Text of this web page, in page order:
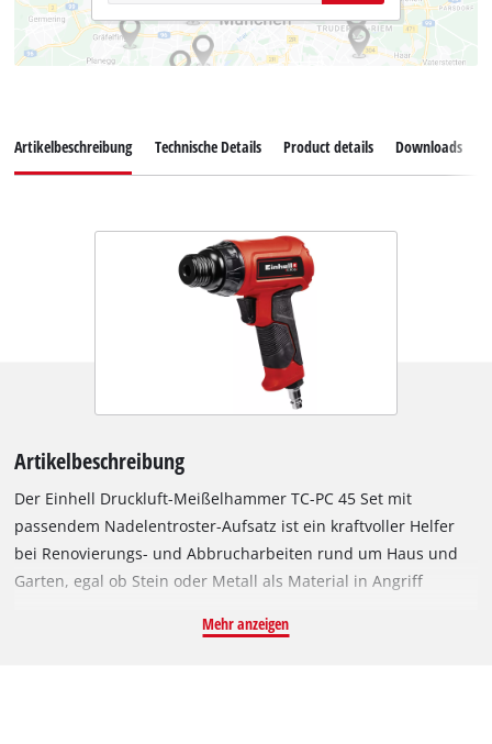
Artikelbeschreibung Technische Details Product details Downloads
Artikelbeschreibung
Der Einhell Druckluft-Meißelhammer TC-PC 45 Set mit
passendem Nadelentroster-Aufsatz ist ein kraftvoller Helfer
bei Renovierungs- und Abbrucharbeiten rund um Haus und
Garten, egal ob Stein oder Metall als Material in Angriff
rutschfester gummierter Griff integriert, der
Mehr anzeigen